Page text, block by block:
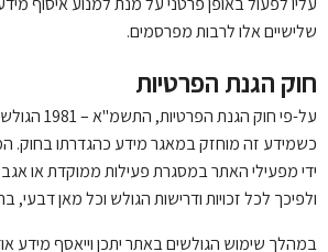
שלישיים אלו לרבות מפרסמים.
חוק הגנת הפרטיות
על-פי חוק
כשמידע זה מוחזק במאגר מידע כהגדרתו בחוק.
ידי מפעילי האתר במסגרת פעילות ממוקדת או
ולפיכך לכל זכויות ודרישות הגולש וכל מאן דבעי,
במהלך שימוש הגולשים באתר יתכן וייאסף מידע